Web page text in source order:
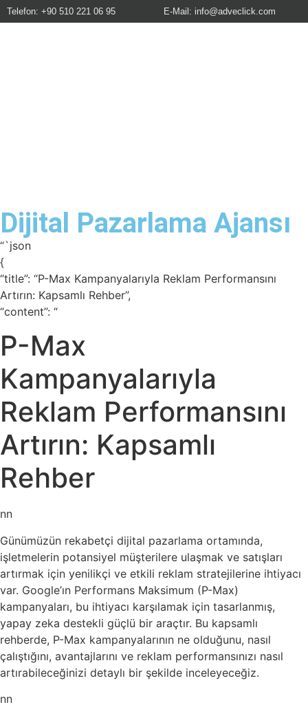
Telefon: +90 510 221 06 95 E-Mail: info@adveclick.com
Dijital Pazarlama Ajansı
“`json
{
“title”: “P-Max Kampanyalarıyla Reklam Performansını
Artırın: Kapsamlı Rehber”,
“content”: “
P-Max
Kampanyalarıyla
Reklam Performansını
Artırın: Kapsamlı
Rehber
nn
Günümüzün rekabetçi dijital pazarlama ortamında,
işletmelerin potansiyel müşterilere ulaşmak ve satışları
artırmak için yenilikçi ve etkili reklam stratejilerine ihtiyacı
var. Google’ın Performans Maksimum (P-Max)
kampanyaları, bu ihtiyacı karşılamak için tasarlanmış,
yapay zeka destekli güçlü bir araçtır. Bu kapsamlı
rehberde, P-Max kampanyalarının ne olduğunu, nasıl
çalıştığını, avantajlarını ve reklam performansınızı nasıl
artırabileceğinizi detaylı bir şekilde inceleyeceğiz.
nn